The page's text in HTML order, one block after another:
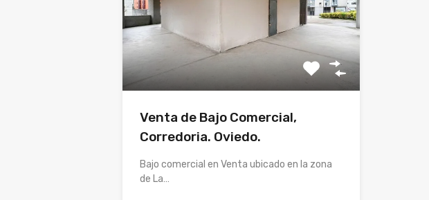
Venta de Bajo Comercial,
Corredoria. Oviedo.
Bajo comercial en Venta ubicado en la zona
de La…